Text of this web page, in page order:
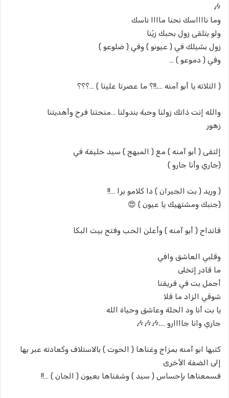
🎶
وما نااااسك نحنا ماااا ناسك
ولو بتلقى زول بحبك زيّنا
زول بشيلك في ( عيونو ) وفي ( ضلوعو )
وفي ( دموعو ) …
( التلاته يا أبو آمنه ….!!؟ ما عصرتا علينا ) …؟؟؟
والله إنت ذاتك زولنا وحبة بندولنا …منحتنا فرح وأهديتنا
زهور
إلتقى ( أبو آمنه ) مع ( المبهج ) سيد خليفة في
(جاري وأنا جارو )
( وريد ( بت الجيران ) دا كلامو برا …!!
(جنبك ومشتهيك يا عيون ) 😍
فانداح ( أبو آمنه ) وأعلن الحب وفتح بيت البكا
وقلبي العاشق وافي
ما قادر إتخلى
أجمل بت في فريقنا
شوقي الزاد ما قلا
يا بت أنا ود الحلة وعاشق وحياة الله
جاري وانا جاااارو ….🎶🎶🎶
كتبها ابو آمنه بمزاج وغناها ( الحوت ) بالاستلاف وكعادته عبر بها
إلى الضفة الأخرى
فسمعناها بإحساس ( سيد ) وشفناها بعيون ( الجان ) …!!